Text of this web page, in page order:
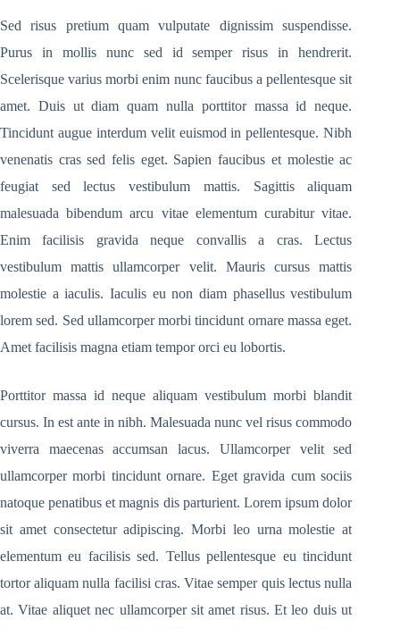
Sed risus pretium quam vulputate dignissim suspendisse.
Purus in mollis nunc sed id semper risus in hendrerit.
Scelerisque varius morbi enim nunc faucibus a pellentesque sit
amet. Duis ut diam quam nulla porttitor massa id neque.
Tincidunt augue interdum velit euismod in pellentesque. Nibh
venenatis cras sed felis eget. Sapien faucibus et molestie ac
feugiat sed lectus vestibulum mattis. Sagittis aliquam
malesuada bibendum arcu vitae elementum curabitur vitae.
Enim facilisis gravida neque convallis a cras. Lectus
vestibulum mattis ullamcorper velit. Mauris cursus mattis
molestie a iaculis. Iaculis eu non diam phasellus vestibulum
lorem sed. Sed ullamcorper morbi tincidunt ornare massa eget.
Amet facilisis magna etiam tempor orci eu lobortis.
Porttitor massa id neque aliquam vestibulum morbi blandit
cursus. In est ante in nibh. Malesuada nunc vel risus commodo
viverra maecenas accumsan lacus. Ullamcorper velit sed
ullamcorper morbi tincidunt ornare. Eget gravida cum sociis
natoque penatibus et magnis dis parturient. Lorem ipsum dolor
sit amet consectetur adipiscing. Morbi leo urna molestie at
elementum eu facilisis sed. Tellus pellentesque eu tincidunt
tortor aliquam nulla facilisi cras. Vitae semper quis lectus nulla
at. Vitae aliquet nec ullamcorper sit amet risus. Et leo duis ut